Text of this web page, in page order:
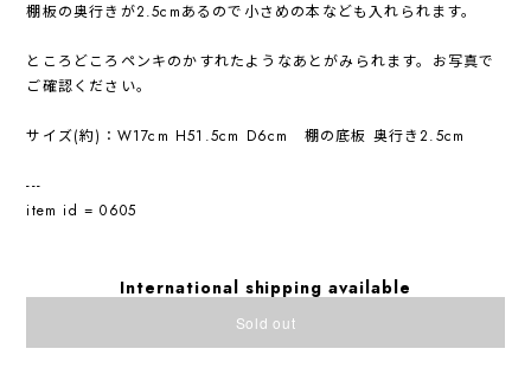
棚板の奥行きが2.5cmあるので小さめの本なども入れられます。
ところどころペンキのかすれたようなあとがみられます。お写真で
ご確認ください。
サイズ(約)：W17cm H51.5cm D6cm 棚の底板 奥行き2.5cm
---
item id = 0605
International shipping available
Sold out